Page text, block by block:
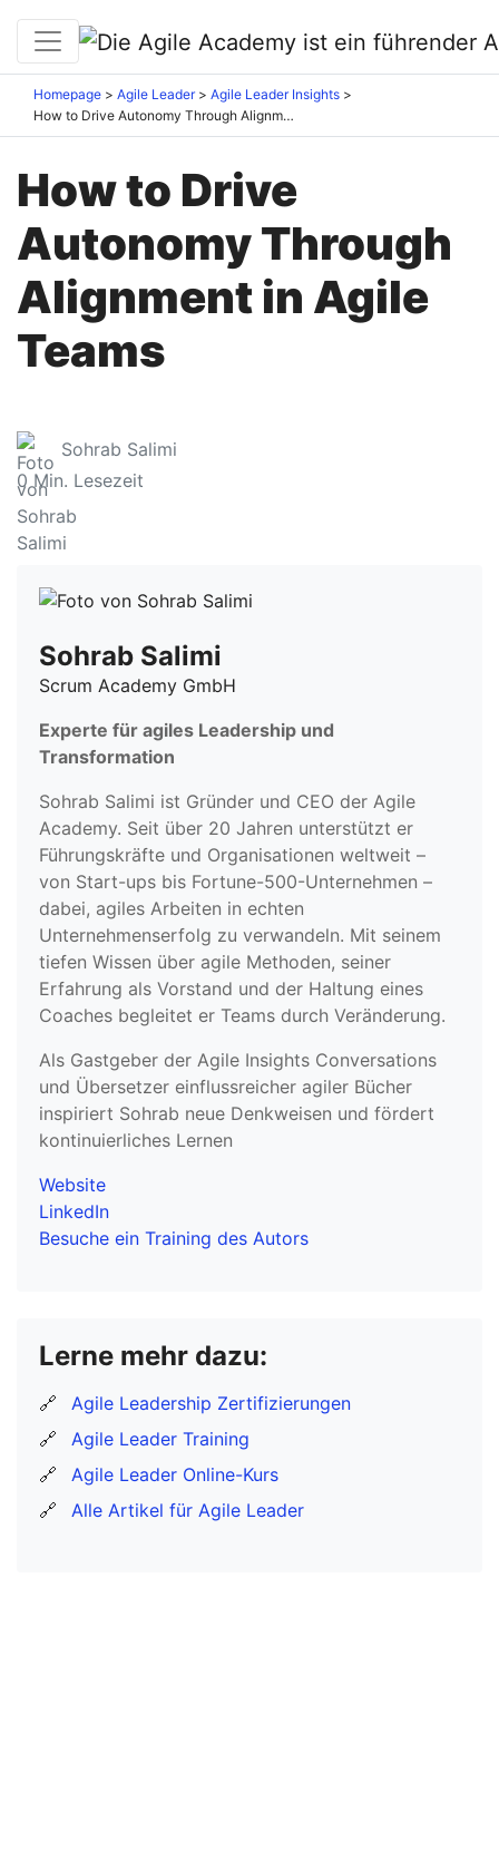
Homepage Agile Leader
Agile Leader Insights
How to Drive Autonomy Through Alignment in Agile Teams
How to Drive
Autonomy Through
Alignment in Agile
Teams
Sohrab Salimi
0Min. Lesezeit
Sohrab Salimi
Scrum Academy GmbH
Experte für agiles Leadership und
Transformation
Sohrab Salimi ist Gründer und CEO der Agile
Academy. Seit über 20 Jahren unterstützt er
Führungskräfte und Organisationen weltweit –
von Start-ups bis Fortune-500-Unternehmen –
dabei, agiles Arbeiten in echten
Unternehmenserfolg zu verwandeln. Mit seinem
tiefen Wissen über agile Methoden, seiner
Erfahrung als Vorstand und der Haltung eines
Coaches begleitet er Teams durch Veränderung.
Als Gastgeber der Agile Insights Conversations
und Übersetzer einflussreicher agiler Bücher
inspiriert Sohrab neue Denkweisen und fördert
kontinuierliches Lernen
Website
LinkedIn
Besuche ein Training des Autors
Lerne mehr dazu:
🔗
Agile Leadership Zertifizierungen
🔗
Agile Leader Training
🔗
Agile Leader Online-Kurs
🔗
Alle Artikel für Agile Leader